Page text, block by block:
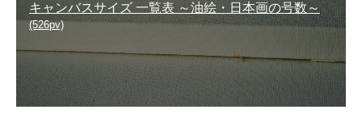
キャンバスサイズ 一覧表 ～油絵・日本画の号数～
(526pv)